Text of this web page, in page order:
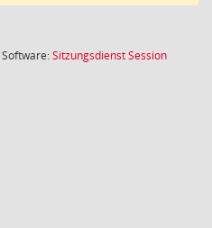
Software:SitzungsdienstSession(Wird in